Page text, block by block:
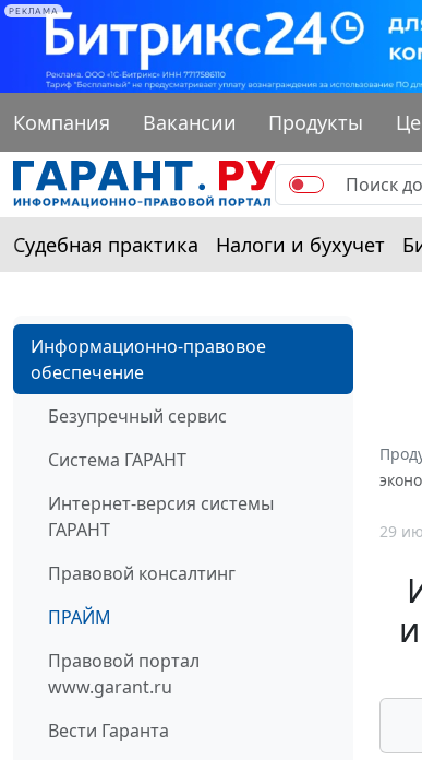
РЕКЛАМА
Компания Вакансии Продукты
Судебная практика Налоги и бухучет
Информационно-правовое
обеспечение
Безупречный сервис
Система ГАРАНТ
Интернет-версия системы
ГАРАНТ
Правовой консалтинг
ПРАЙМ
Правовой портал
www.garant.ru
Вести Гаранта
29